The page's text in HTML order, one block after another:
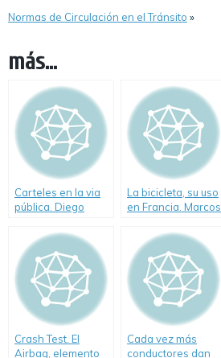
Normas de Circulación en el Tránsito »
más...
Carteles en la via
pública. Diego
La bicicleta, su uso
en Francia. Marcos
Crash Test. El
Airbag, elemento
Cada vez más
conductores dan